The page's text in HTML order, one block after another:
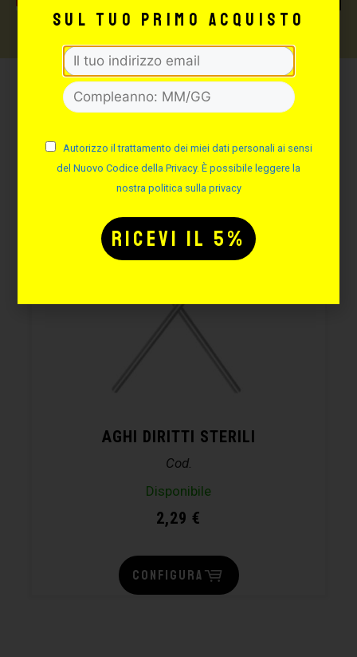
Potrebbe interessarti
AGHI DIRITTI STERILI
Cod.
Disponibile
2,29 €
CONFIGURA
sul tuo primo acquisto
Autorizzo il trattamento dei miei dati personali ai sensi
del Nuovo Codice della Privacy. È possibile leggere la
nostra politica sulla privacy